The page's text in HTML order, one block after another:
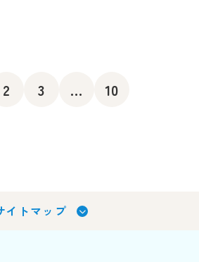
2 3 ... 10
イトマップ